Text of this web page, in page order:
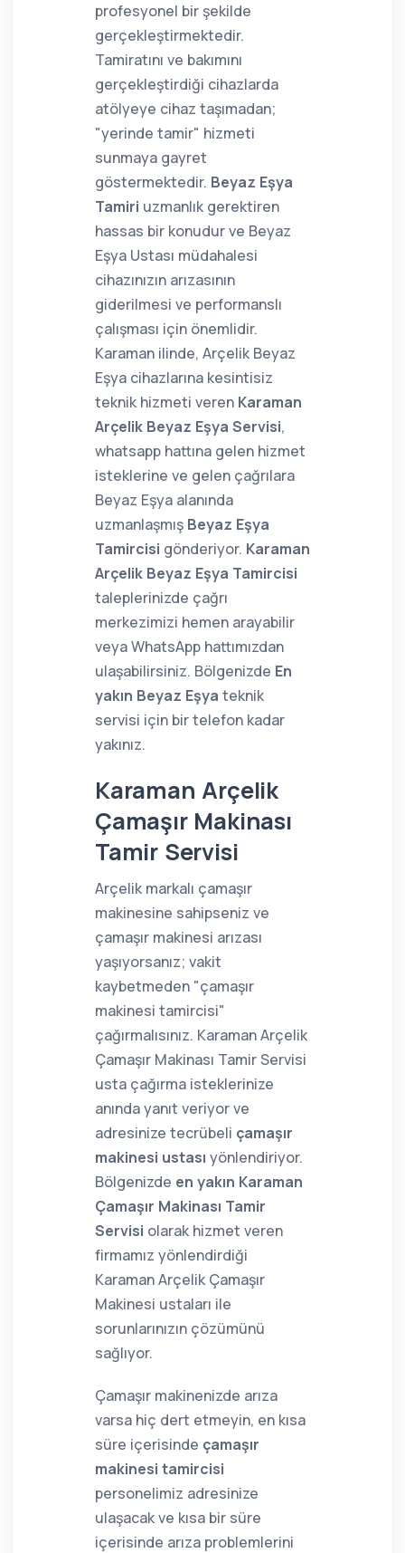
profesyonel bir şekilde
gerçekleştirmektedir.
Tamiratını ve bakımını
gerçekleştirdiği cihazlarda
atölyeye cihaz taşımadan;
"yerinde tamir" hizmeti
sunmaya gayret
göstermektedir. Beyaz Eşya
Tamiri uzmanlık gerektiren
hassas bir konudur ve Beyaz
Eşya Ustası müdahalesi
cihazınızın arızasının
giderilmesi ve performanslı
çalışması için önemlidir.
Karaman ilinde, Arçelik Beyaz
Eşya cihazlarına kesintisiz
teknik hizmeti veren Karaman
Arçelik Beyaz Eşya Servisi,
whatsapp hattına gelen hizmet
isteklerine ve gelen çağrılara
Beyaz Eşya alanında
uzmanlaşmış Beyaz Eşya
Tamircisi gönderiyor. Karaman
Arçelik Beyaz Eşya Tamircisi
taleplerinizde çağrı
merkezimizi hemen arayabilir
veya WhatsApp hattımızdan
ulaşabilirsiniz. Bölgenizde En
yakın Beyaz Eşya teknik
servisi için bir telefon kadar
yakınız.
Karaman Arçelik
Çamaşır Makinası
Tamir Servisi
Arçelik markalı çamaşır
makinesine sahipseniz ve
çamaşır makinesi arızası
yaşıyorsanız; vakit
kaybetmeden "çamaşır
makinesi tamircisi"
çağırmalısınız. Karaman Arçelik
Çamaşır Makinası Tamir Servisi
usta çağırma isteklerinize
anında yanıt veriyor ve
adresinize tecrübeli çamaşır
makinesi ustası yönlendiriyor.
Bölgenizde en yakın Karaman
Çamaşır Makinası Tamir
Servisi olarak hizmet veren
firmamız yönlendirdiği
Karaman Arçelik Çamaşır
Makinesi ustaları ile
sorunlarınızın çözümünü
sağlıyor.
Çamaşır makinenizde arıza
varsa hiç dert etmeyin, en kısa
süre içerisinde çamaşır
makinesi tamircisi
personelimiz adresinize
ulaşacak ve kısa bir süre
içerisinde arıza problemlerini